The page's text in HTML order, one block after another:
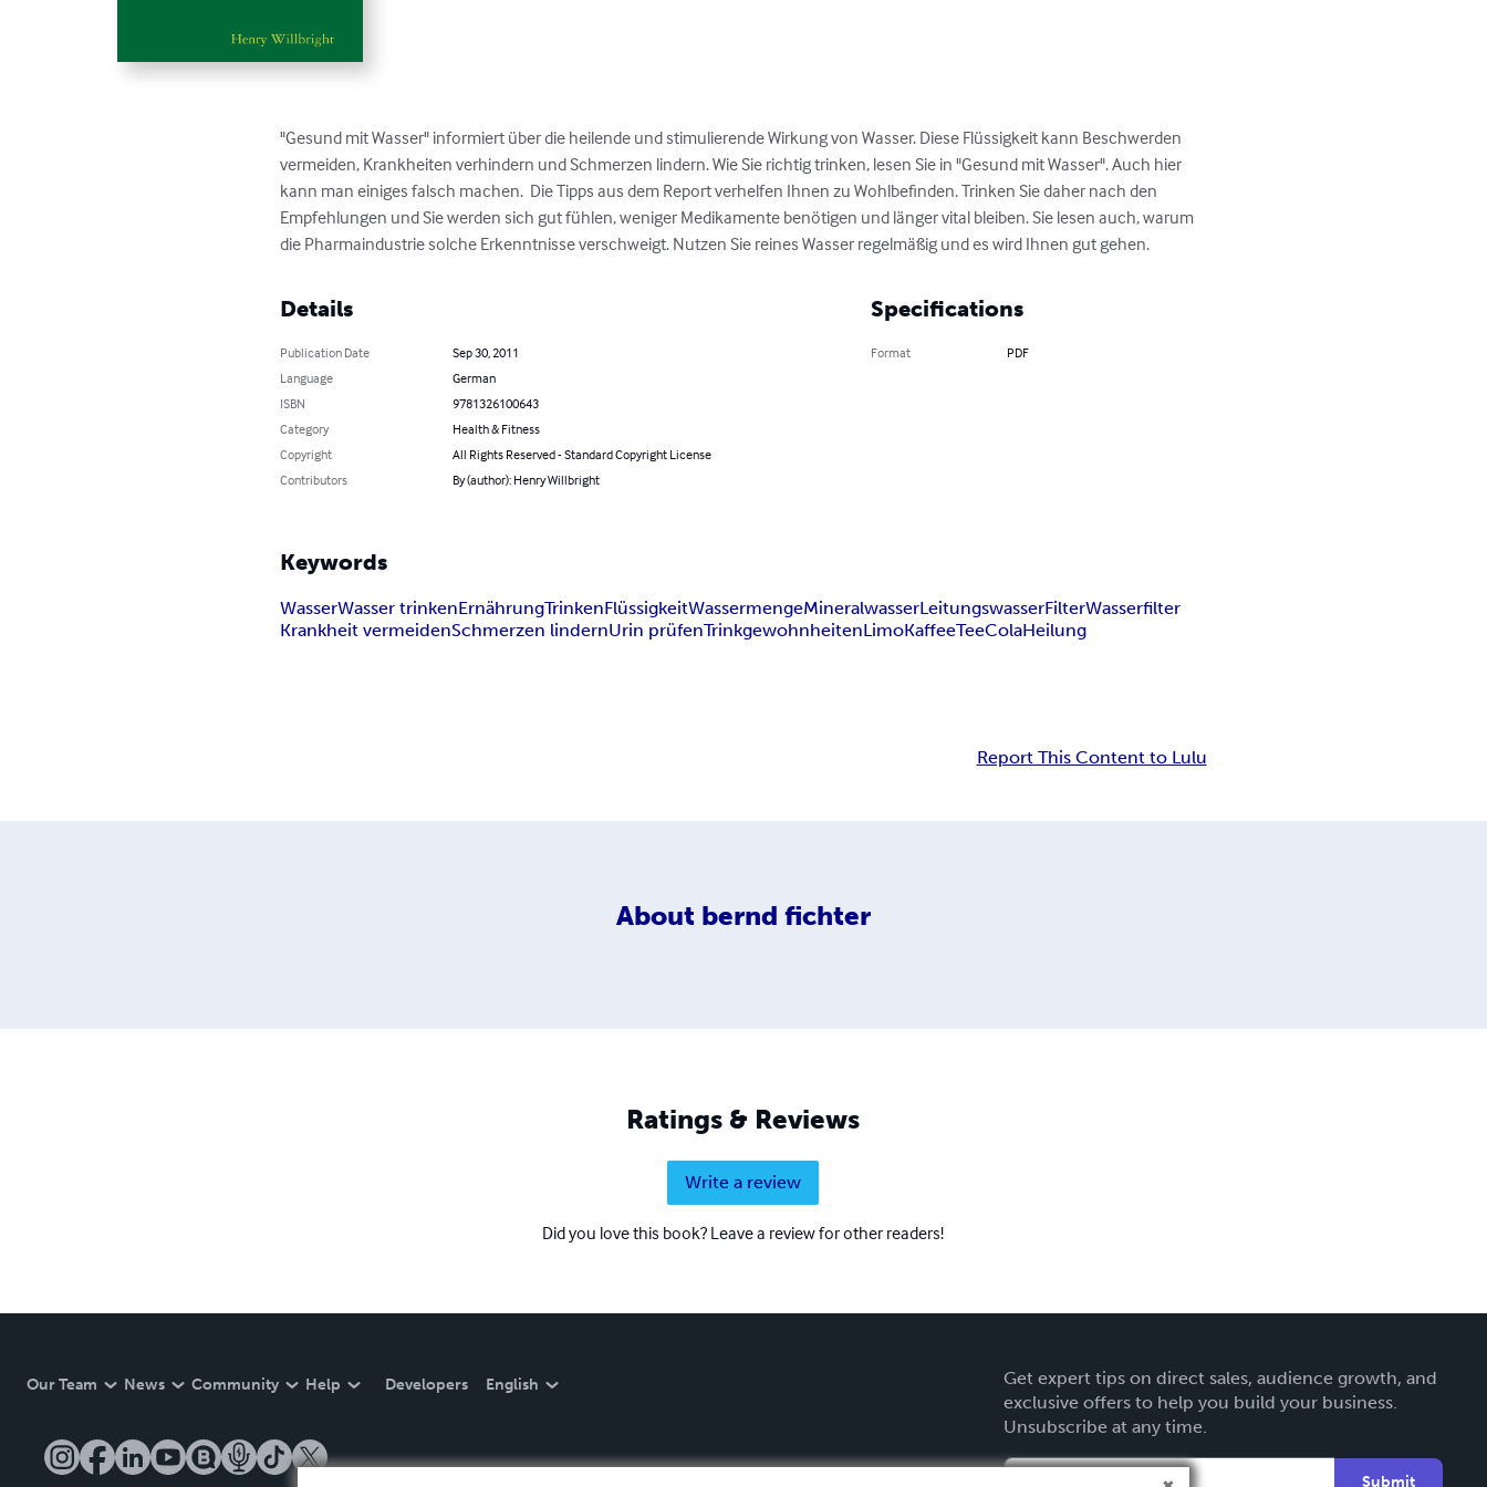
"Gesund mit Wasser" informiert über die heilende und stimulierende Wirkung von Wasser. Diese Flüssigkeit kann Beschwerden
vermeiden, Krankheiten verhindern und Schmerzen lindern. Wie Sie richtig trinken, lesen Sie in "Gesund mit Wasser". Auch hier
kann man einiges falsch machen.  Die Tipps aus dem Report verhelfen Ihnen zu Wohlbefinden. Trinken Sie daher nach den
Empfehlungen und Sie werden sich gut fühlen, weniger Medikamente benötigen und länger vital bleiben. Sie lesen auch, warum
die Pharmaindustrie solche Erkenntnisse verschweigt. Nutzen Sie reines Wasser regelmäßig und es wird Ihnen gut gehen.
Details
Publication Date
Sep 30, 2011
Language
German
ISBN
9781326100643
Category
Health & Fitness
Copyright
All Rights Reserved - Standard Copyright License
Contributors
By (author): Henry Willbright
Specifications
Format PDF
Keywords
WasserWasser trinkenErnährungTrinkenFlüssigkeitWassermengeMineralwasserLeitungswasserFilterWasserfilter
Krankheit vermeidenSchmerzen lindernUrin prüfenTrinkgewohnheitenLimoKaffeeTeeColaHeilung
Report This Content to Lulu
About bernd fichter
Ratings & Reviews
Write a review
Did you love this book? Leave a review for other readers!
Our Team News Community Help Developers English
Get expert tips on direct sales, audience growth, and
exclusive offers to help you build your business.
Unsubscribe at any time.
Submit